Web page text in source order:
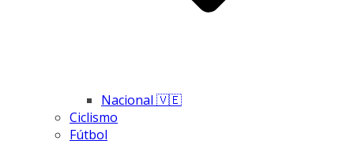
Nacional 🇻🇪
Ciclismo
Fútbol